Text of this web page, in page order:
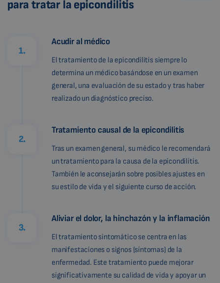
para tratar la epicondilitis
1.
Acudir al médico
El tratamiento de la epicondilitis siempre lo
determina un médico basándose en un examen
general, una evaluación de su estado y tras haber
realizado un diagnóstico preciso.
2.
Tratamiento causal de la epicondilitis
Tras un examen general, su médico le recomendará
un tratamiento para la causa de la epicondilitis.
También le aconsejarán sobre posibles ajustes en
su estilo de vida y el siguiente curso de acción.
3.
Aliviar el dolor, la hinchazón y la inflamación
El tratamiento sintomático se centra en las
manifestaciones o signos (síntomas) de la
enfermedad. Este tratamiento puede mejorar
significativamente su calidad de vida y apoyar un